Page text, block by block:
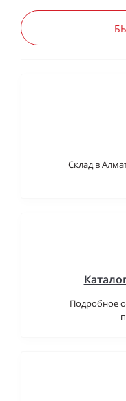
Склад в
Подробное